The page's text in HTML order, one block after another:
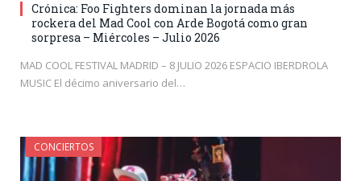
Crónica: Foo Fighters dominan la jornada más
rockera del Mad Cool con Arde Bogotá como gran
sorpresa – Miércoles – Julio 2026
MAD COOL FESTIVAL MADRID – 8 JULIO 2026 ESPACIO IBERDROLA
MUSIC El décimo aniversario del…
CONCIERTOS